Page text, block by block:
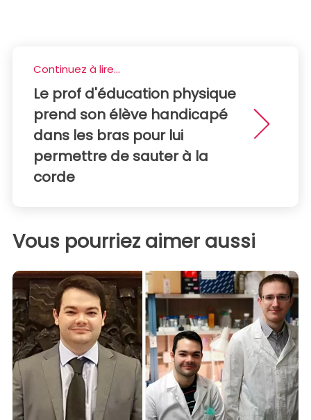
Continuez à lire...
Le prof d'éducation physique
prend son élève handicapé
dans les bras pour lui
permettre de sauter à la
corde
Vous pourriez aimer aussi